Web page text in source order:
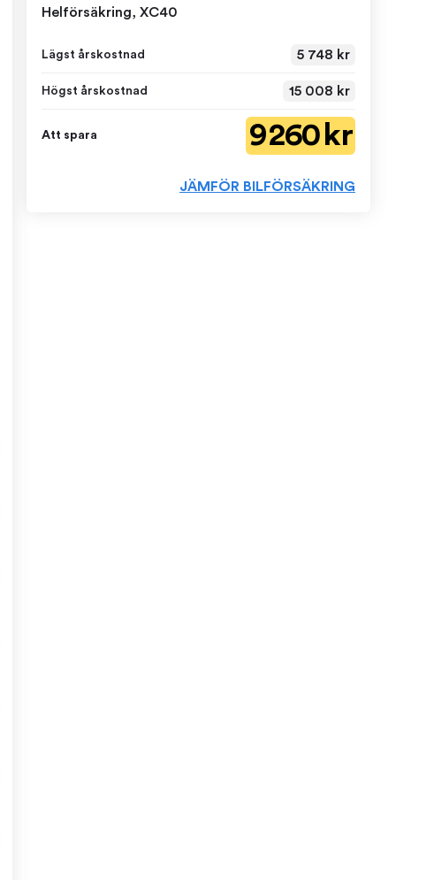
Helförsäkring, XC40
Lägst årskostnad 5 748 kr
Högst årskostnad 15 008 kr
Att spara 9 260 kr
JÄMFÖR BILFÖRSÄKRING